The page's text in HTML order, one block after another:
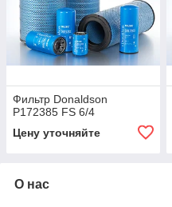
Фильтр Donaldson
P172385 FS 6/4
Цену уточняйте
О нас